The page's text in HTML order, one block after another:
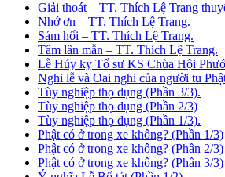
Giải thoát – TT. Thích Lệ Trang
Nhớ ơn – TT. Thích Lệ Trang.
Sám hối – TT. Thích Lệ Trang.
Tâm lân mẫn – TT. Thích Lệ Trang.
Lễ Húy kỵ Tổ sư KS Chùa Hội
Nghi lễ và Oai nghi của người tu
Tùy nghiệp thọ dụng (Phần 3/3).
Tùy nghiệp thọ dụng (Phần 2/3)
Tùy nghiệp thọ dụng (Phần 1/3).
Phật có ở trong xe không? (Phần 1/3)
Phật có ở trong xe không? (Phần 2/3)
Phật có ở trong xe không? (Phần 3/3)